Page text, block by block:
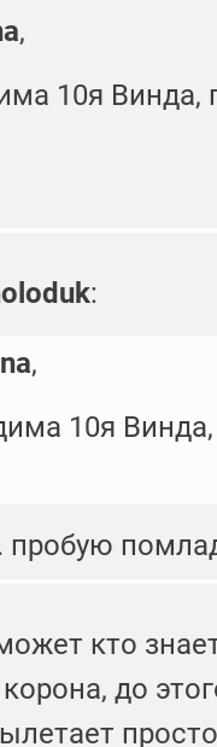
,
10я Винда,
:
,
10я Винда,
пробую
кто
до